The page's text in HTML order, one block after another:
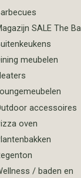
SALE The
meubelen
accessoires
oven
/ baden en